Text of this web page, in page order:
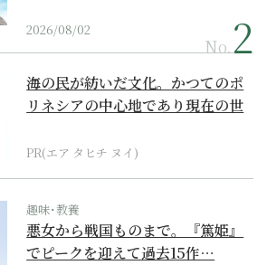
2026/08/02
No.
海の民が紡いだ文化。かつてのポ
リネシアの中心地であり現在の世
PR(エア タヒチ ヌイ)
趣味･教養
悪女から戦国ものまで。『篤姫』
でピークを迎えて過去15作…